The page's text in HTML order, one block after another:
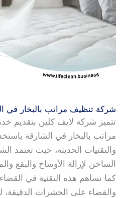
شركة تنظيف مراتب بالبخار في
تتميز شركة لايف كلين بتقديم
مراتب بالبخار في الشارقة
والتقنيات الحديثة، حيث تعتمد
الساخن لإزالة الأوساخ والبقع
كما تساهم هذه التقنية في
والقضاء على الحشرات الدقيقة،